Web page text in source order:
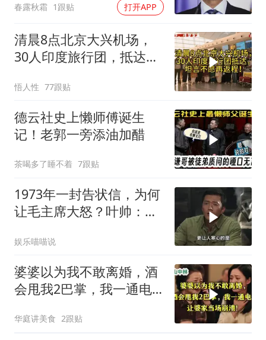
春露秋霜 1跟贴 打开APP
清晨8点北京大兴机场，
30人印度旅行团，抵达，
悟人性 77跟贴
德云社史上懒师傅诞生
记！老郭一旁添油加醋
茶喝多了睡不着 7跟贴
1973年一封告状信，为何
让毛主席大怒？叶帅：杀
娱乐喵喵说
婆婆以为我不敢离婚，酒
会甩我2巴掌，我一通电
华庭讲美食 2跟贴